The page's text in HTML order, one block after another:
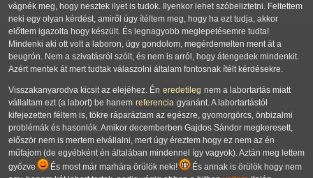
vágnék meg, hogy nesztek ilyet is tudok. Ilyenkor lehet szóbeliztetni. Feltettem
neki egy olyan kérdést, amiről úgy ítéltem meg, hogy ha ezt tudja, akkor
előttem igazolta hogy készült. És legnagyobb meglepetésemre tudta!
Mindenki aki ott volt a laboron, úgy gondolom, megérdemelten ment át a
beugrón. Nem a szivatásról szólt, és nem is arról, hogy átengedek mindenkit.
Azért mentek át mert tudtak válaszolni általam fontosnak ítélt kérdésekre.
Visszakanyarodva kicsit az elejéhez. Én eredetileg nem a labortartás miatt
vállaltam ezt (a labort) be hanem referencia gyanánt. A labortartástól
kifejezetten féltem is, tökre ráparáztam az egészre, gyomorgörcs, önbizalmi
problémák és hasonlók. Amikor decemberben Gajdos Sándor megkeresett,
először nem is mertem elvállalni, mert úgy éreztem hogy ez nem az én
műfajom (de egyébként én általában mindennel így vagyok). Aztán meg lettem
győzve
És most már marhára örülök neki!
És annak is örülök hogy nem